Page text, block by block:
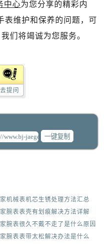
中心为您分享的精彩内
表维护和保养的问题，可
们将竭诚为您服务。
去提问
一键复制
机械表机芯生锈处理方法汇总
腕表表壳有划痕解决方法详解
腕表很久不戴不走了是什么原因
腕表表带太松解决办法是什么